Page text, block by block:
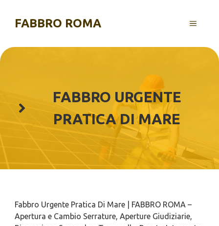
contenuto
FABBRO ROMA MENU
FABBRO URGENTE
PRATICA DI MARE
Fabbro Urgente Pratica Di Mare | FABBRO ROMA –
Apertura e Cambio Serrature, Aperture Giudiziarie,